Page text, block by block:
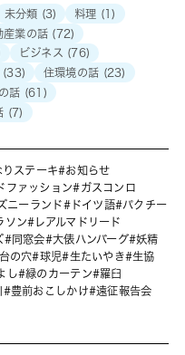
未分類 (3) 料理 (1)
産業の話 (72)
ビジネス (76)
(33) 住環境の話 (23)
話 (61)
(7)
りステーキ
お知らせ
ファッション
ガスコンロ
ニーランド ドイツ語
パクチー
ソン
レアルマドリード
同窓会 大俵ハンバーグ
妖精
の穴 球児 生たいやき
生協
し 緑のカーテン
羅臼
豊前おこしかけ
遠征報告会